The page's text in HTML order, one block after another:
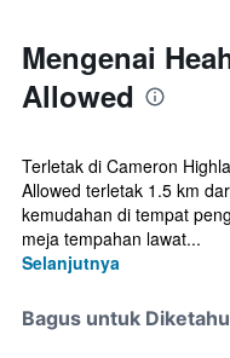
Mengenai
Allowed
Terletak di Cameron
Allowed terletak 1.5 km
kemudahan di tempat
meja tempahan lawat...
Selanjutnya
Bagus untuk